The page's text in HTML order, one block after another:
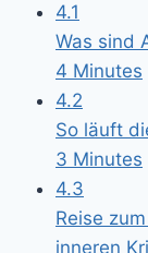
4.1
Was sind
4 Minutes
4.2
So läuft
3 Minutes
4.3
Reise
inneren